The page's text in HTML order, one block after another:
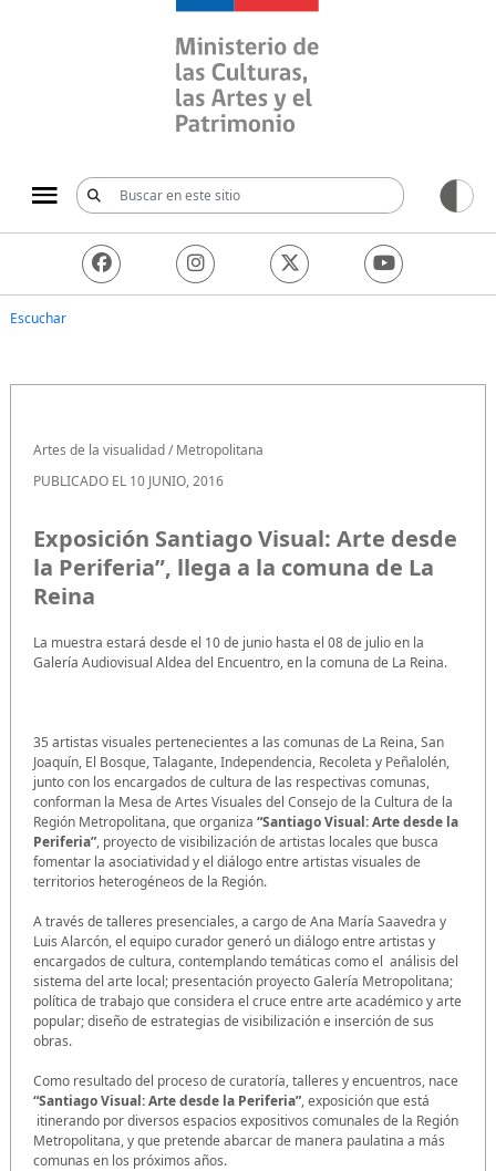
Ministerio de las
Escuchar
Artes de la visualidad/Metropolitana
PUBLICADO EL 10 JUNIO, 2016
Exposición Santiago Visual: Arte desde
la Periferia”, llega a la comuna de La
Reina
La muestra estará desde el 10 de junio hasta el 08 de julio en la
Galería Audiovisual Aldea del Encuentro, en la comuna de La Reina.
35 artistas visuales pertenecientes a las comunas de La Reina, San
Joaquín, El Bosque, Talagante, Independencia, Recoleta y Peñalolén,
junto con los encargados de cultura de las respectivas comunas,
conforman la Mesa de Artes Visuales del Consejo de la Cultura de la
Región Metropolitana, que organiza “Santiago Visual: Arte desde la
Periferia”, proyecto de visibilización de artistas locales que busca
fomentar la asociatividad y el diálogo entre artistas visuales de
territorios heterogéneos de la Región.
A través de talleres presenciales, a cargo de Ana María Saavedra y
Luis Alarcón, el equipo curador generó un diálogo entre artistas y
encargados de cultura, contemplando temáticas como el análisis del
sistema del arte local; presentación proyecto Galería Metropolitana;
política de trabajo que considera el cruce entre arte académico y arte
popular; diseño de estrategias de visibilización e inserción de sus
obras.
Como resultado del proceso de curatoría, talleres y encuentros, nace
“Santiago Visual: Arte desde la Periferia”, exposición que está
itinerando por diversos espacios expositivos comunales de la Región
Metropolitana, y que pretende abarcar de manera paulatina a más
comunas en los próximos años.